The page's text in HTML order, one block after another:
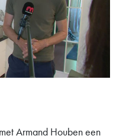
Armand Houben een